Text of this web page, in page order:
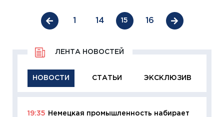
1 14 15 16
НОВОСТИ СТАТЬИ ЭКСКЛЮЗИВ
ЛЕНТА НОВОСТЕЙ
19:35
Немецкая промышленность набирает